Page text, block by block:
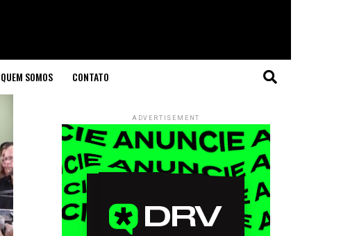
QUEM SOMOS CONTATO
ADVERTISEMENT